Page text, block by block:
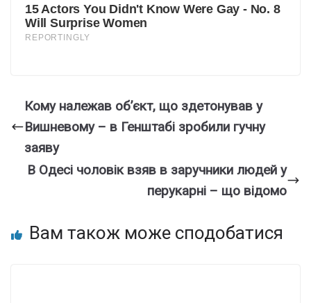
Кому належав об’єкт, що здетонував у
Вишневому – в Генштабі зробили гучну
заяву
В Одесі чоловік взяв в заручники людей у
перукарні – що відомо
Вам також може сподобатися